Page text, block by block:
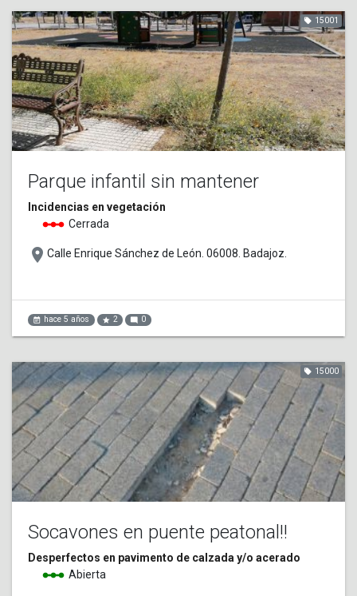
Parque infantil sin mantener
Incidencias en vegetación
linear_scale Cerrada
place Calle Enrique Sánchez de León. 06008. Badajoz.
local_offer 15001
event_note hace 5 años star 2 mode_comment 0
Socavones en puente peatonal!!
Desperfectos en pavimento de calzada y/o acerado
linear_scale Abierta
local_offer 15000